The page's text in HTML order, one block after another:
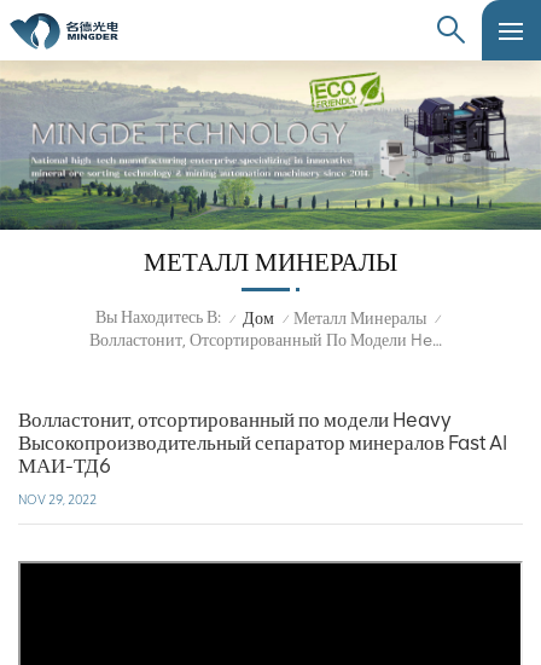
МЕТАЛЛ МИНЕРАЛЫ
Вы Находитесь В: / Дом / Металл Минералы /
Волластонит, Отсортированный По Модели Heavy Высокопроизводительный Сепаратор Минералов Fast AI МАИ-ТД6
Волластонит, отсортированный по модели Heavy
Высокопроизводительный сепаратор минералов Fast AI
МАИ-ТД6
NOV 29, 2022